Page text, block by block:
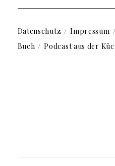
Datenschutz Impressum
Buch
Podcast aus der